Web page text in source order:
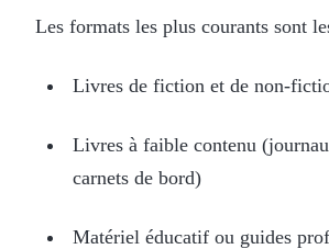
Les formats les plus courants sont
Livres de fiction et de non-
Livres à faible contenu
carnets de bord)
Matériel éducatif ou guides